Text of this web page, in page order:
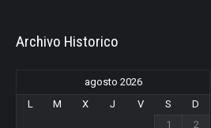
Archivo Historico
agosto 2026
L
M X J V S
D
1
2